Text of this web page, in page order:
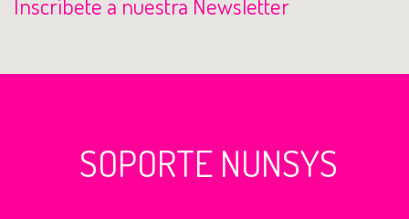
SOPORTE NUNSYS